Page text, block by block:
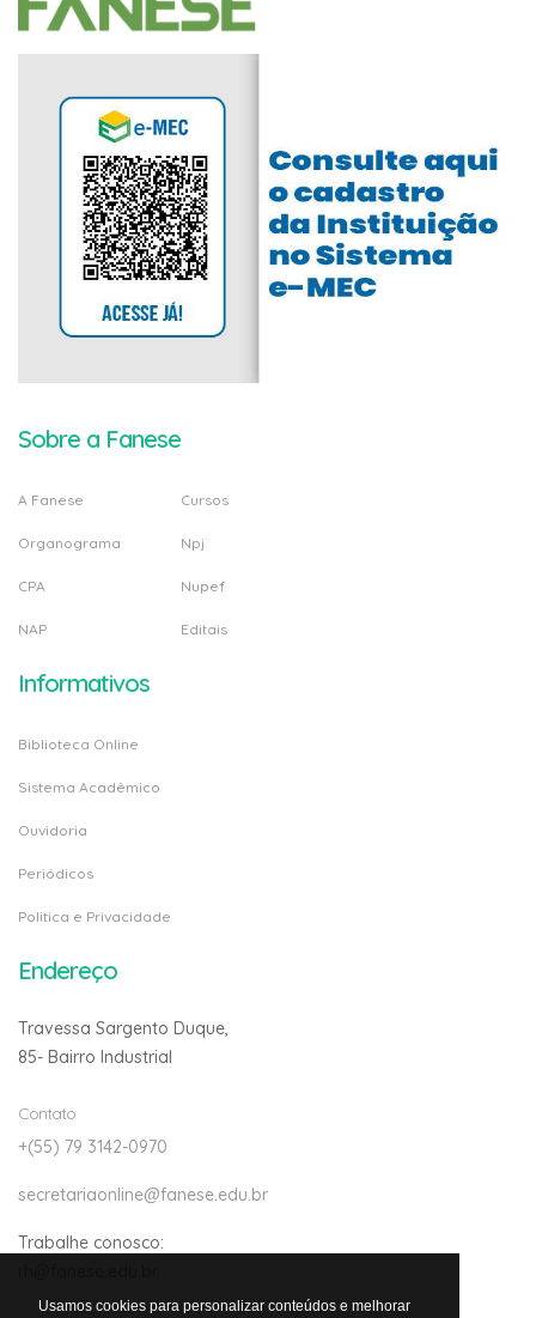
Usamos cookies para personalizar conteúdos e melhorar
Sobre a Fanese
A Fanese
Organograma
CPA
NAP
Cursos
Npj
Nupef
Editais
Informativos
Biblioteca Online
Sistema Acadêmico
Ouvidoria
Periódicos
Politica e Privacidade
Endereço
Travessa Sargento Duque,
85- Bairro Industrial
Contato
+(55) 79 3142-0970
secretariaonline@fanese.edu.br
Trabalhe conosco: